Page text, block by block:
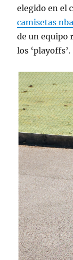
elegido en el
camisetas nba
de un equipo
los ‘playoffs’.